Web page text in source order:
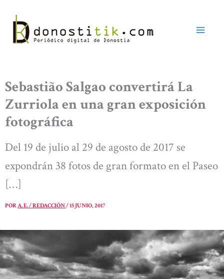
contenido
Sebastião Salgao convertirá La
Zurriola en una gran exposición
fotográfica
Del 19 de julio al 29 de agosto de 2017 se
expondrán 38 fotos de gran formato en el Paseo
[…]
PORA. E. / REDACCIÓN/15 JUNIO, 2017